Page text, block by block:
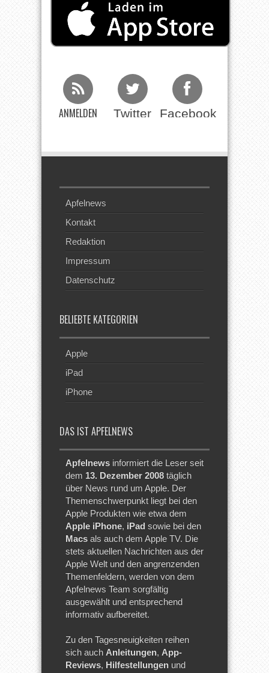
ANMELDEN Twitter Facebook
Apfelnews
Kontakt
Redaktion
Impressum
Datenschutz
BELIEBTE KATEGORIEN
Apple
iPad
iPhone
DAS IST APFELNEWS
Apfelnews informiert die Leser seit
dem 13. Dezember 2008 täglich
über News rund um Apple. Der
Themenschwerpunkt liegt bei den
Apple Produkten wie etwa dem
Apple iPhone, iPad sowie bei den
Macs als auch dem Apple TV. Die
stets aktuellen Nachrichten aus der
Apple Welt und den angrenzenden
Themenfeldern, werden von dem
Apfelnews Team sorgfältig
ausgewählt und entsprechend
informativ aufbereitet.
Zu den Tagesneuigkeiten reihen
sich auch Anleitungen, App-
Reviews, Hilfestellungen und